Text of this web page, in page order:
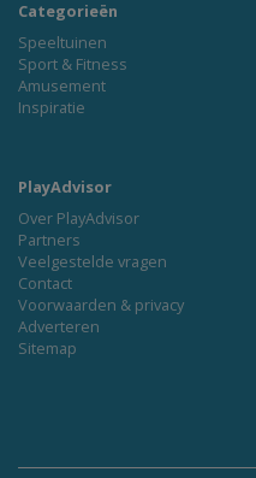
Categorieën
Speeltuinen
Sport & Fitness
Amusement
Inspiratie
PlayAdvisor
Over PlayAdvisor
Partners
Veelgestelde vragen
Contact
Voorwaarden & privacy
Adverteren
Sitemap